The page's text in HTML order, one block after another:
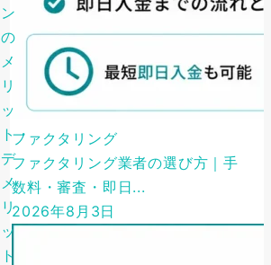
ン
の
メ
リ
ッ
ト・
デ
メ
リ
ッ
ト
ファクタリング
ファクタリング業者の選び方｜手
数料・審査・即日...
2026年8月3日